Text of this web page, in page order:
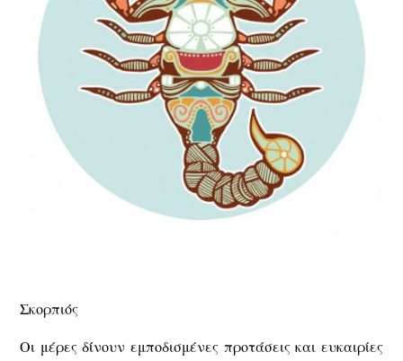
Σκορπιός
Οι μέρες δίνουν εμποδισμένες προτάσεις και ευκαιρίες